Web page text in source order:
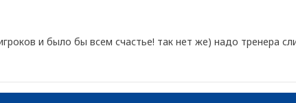
и было бы всем счастье! так нет же) надо тренера